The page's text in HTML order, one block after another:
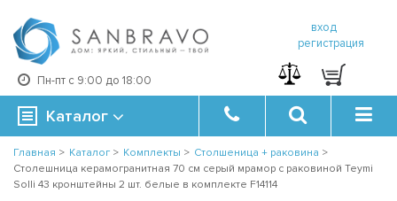
Пн-пт с 9:00 до 18:00
вход
регистрация
Каталог
Главная > Каталог > Комплекты > Столшеница + раковина >
Столешница керамогранитная 70 см серый мрамор с раковиной Teymi
Solli 43 кронштейны 2 шт. белые в комплекте F14114